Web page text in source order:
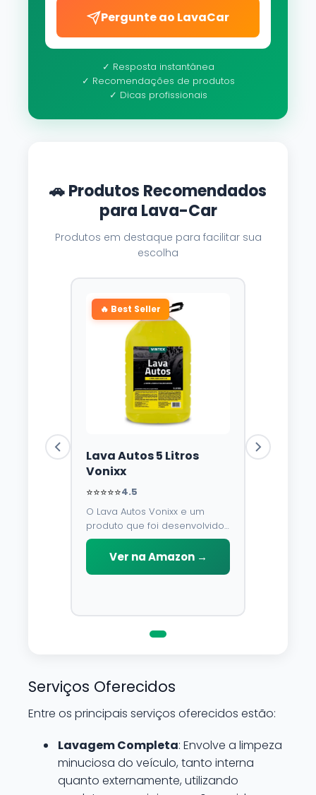
Pergunte ao LavaCar
✓ Resposta instantânea
✓ Recomendações de produtos
✓ Dicas profissionais
🚗 Produtos Recomendados
para Lava-Car
Produtos em destaque para facilitar sua
escolha
🔥 Best Seller
Lava Autos 5 Litros
Vonixx
⭐⭐⭐⭐⭐4.5
O Lava Autos Vonixx e um
produto que foi desenvolvido
para limpar, proteger e
conservar a lataria do veiculo.
Por possuir pH neutro, pode
Ver na Amazon →
Serviços Oferecidos
Entre os principais serviços oferecidos estão:
Lavagem Completa: Envolve a limpeza
minuciosa do veículo, tanto interna
quanto externamente, utilizando